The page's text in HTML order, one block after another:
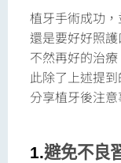
植牙手術成功
還是要好好照
不然再好的治
此除了上述提
分享植牙後注意
1.避免不良